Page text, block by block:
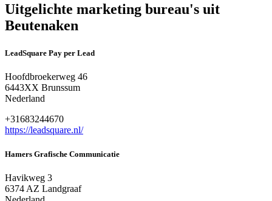
Uitgelichte marketing bureau's uit
Beutenaken
LeadSquare Pay per Lead
Hoofdbroekerweg 46
6443XX Brunssum
Nederland
+31683244670
https://leadsquare.nl/
Hamers Grafische Communicatie
Havikweg 3
6374 AZ Landgraaf